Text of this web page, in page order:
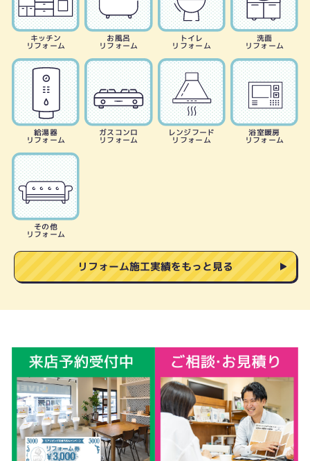
キッチン
リフォーム
お風呂
リフォーム
トイレ
リフォーム
洗面
リフォーム
給湯器
リフォーム
ガスコンロ
リフォーム
レンジフード
リフォーム
浴室暖房
リフォーム
その他
リフォーム
リフォーム施工実績をもっと見る